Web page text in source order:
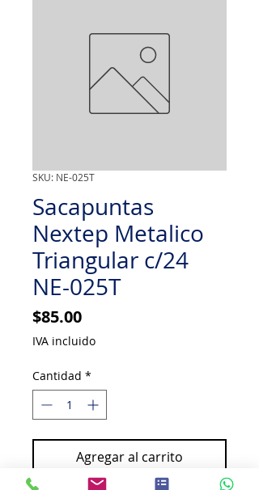
SKU: NE-025T
Sacapuntas
Nextep Metalico
Triangular c/24
NE-025T
$85.00Precio
IVA incluido
Cantidad *
Agregar al carrito